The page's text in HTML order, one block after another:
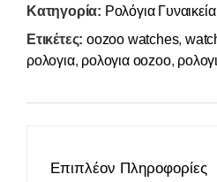
Κατηγορία: Ρολόγια Γυναικεία
Ετικέτες: oozoo watches,
ρολογια, ρολογια oozoo,
Επιπλέον Πληροφορίες